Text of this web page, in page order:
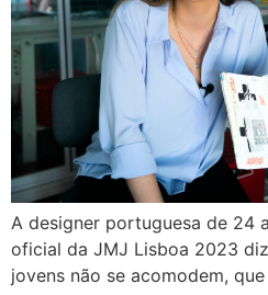
A designer portuguesa de 24
oficial da JMJ Lisboa 2023
jovens não se acomodem,